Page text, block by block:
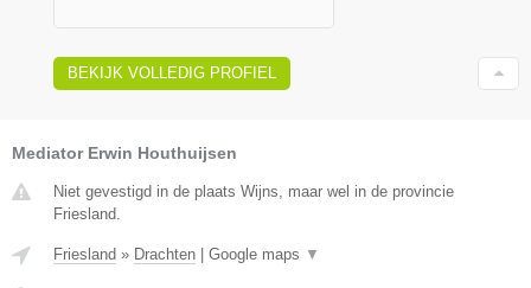
BEKIJK VOLLEDIG PROFIEL
Mediator Erwin Houthuijsen
Niet gevestigd in de plaats Wijns, maar wel in de provincie
Friesland.
Friesland » Drachten Google maps ▼